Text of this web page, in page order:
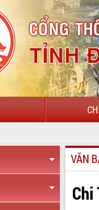
VĂN
Chi